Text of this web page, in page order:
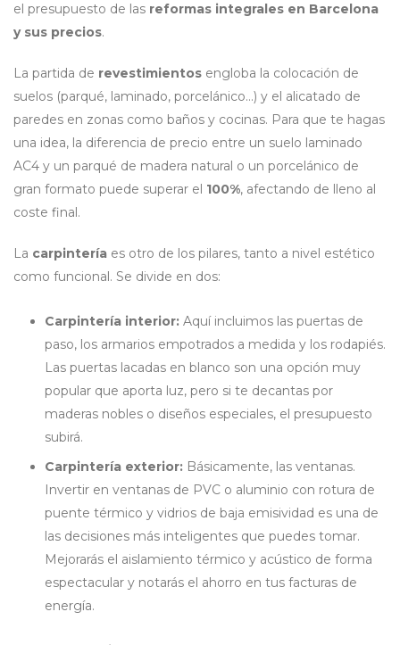
el presupuesto de las reformas integrales en Barcelona
y sus precios.
La partida de revestimientos engloba la colocación de
suelos (parqué, laminado, porcelánico…) y el alicatado de
paredes en zonas como baños y cocinas. Para que te hagas
una idea, la diferencia de precio entre un suelo laminado
AC4 y un parqué de madera natural o un porcelánico de
gran formato puede superar el 100%, afectando de lleno al
coste final.
La carpintería es otro de los pilares, tanto a nivel estético
como funcional. Se divide en dos:
Carpintería interior: Aquí incluimos las puertas de
paso, los armarios empotrados a medida y los rodapiés.
Las puertas lacadas en blanco son una opción muy
popular que aporta luz, pero si te decantas por
maderas nobles o diseños especiales, el presupuesto
subirá.
Carpintería exterior: Básicamente, las ventanas.
Invertir en ventanas de PVC o aluminio con rotura de
puente térmico y vidrios de baja emisividad es una de
las decisiones más inteligentes que puedes tomar.
Mejorarás el aislamiento térmico y acústico de forma
espectacular y notarás el ahorro en tus facturas de
energía.